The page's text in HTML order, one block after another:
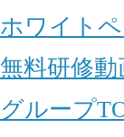
ホワイト
無料研修動
グループ